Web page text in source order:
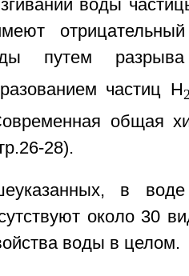
воды
путем разрыва
частиц Н
общая
28).
в воде
около 30
воды в целом.